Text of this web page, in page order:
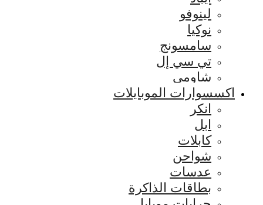
لينوفو
نوكيا
سامسونج
تي سي إل
شاومي
اكسسوارات الموبايلات
انكر
ابل
كابلات
شواحن
عدسات
بطاقات الذاكرة